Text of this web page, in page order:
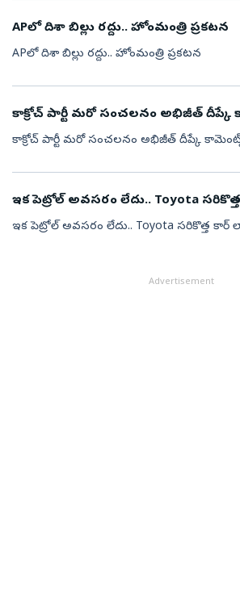
APలో దిశా బిల్లు రద్దు.. హోంమంత్రి ప్రకటన
APలో దిశా బిల్లు రద్దు.. హోంమంత్రి ప్రకటన
కాక్రోచ్ పార్టీ మరో సంచలనం అభిజీత్ దీప్కే
కాక్రోచ్ పార్టీ మరో సంచలనం అభిజీత్ దీప్కే
ఇక పెట్రోల్ అవసరం లేదు.. Toyota
ఇక పెట్రోల్ అవసరం లేదు.. Toyota సరికొత్త కార్
Advertisement